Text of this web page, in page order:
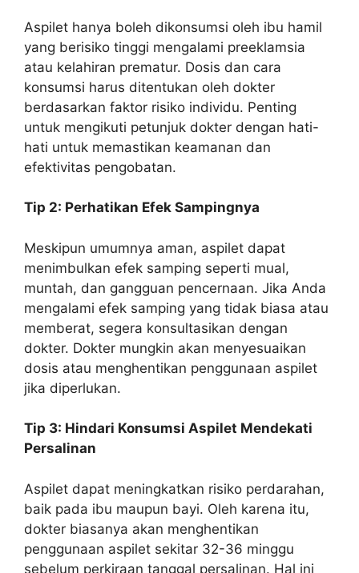
Aspilet hanya boleh dikonsumsi oleh ibu hamil
yang berisiko tinggi mengalami preeklamsia
atau kelahiran prematur. Dosis dan cara
konsumsi harus ditentukan oleh dokter
berdasarkan faktor risiko individu. Penting
untuk mengikuti petunjuk dokter dengan hati-
hati untuk memastikan keamanan dan
efektivitas pengobatan.
Tip 2: Perhatikan Efek Sampingnya
Meskipun umumnya aman, aspilet dapat
menimbulkan efek samping seperti mual,
muntah, dan gangguan pencernaan. Jika Anda
mengalami efek samping yang tidak biasa atau
memberat, segera konsultasikan dengan
dokter. Dokter mungkin akan menyesuaikan
dosis atau menghentikan penggunaan aspilet
jika diperlukan.
Tip 3: Hindari Konsumsi Aspilet Mendekati
Persalinan
Aspilet dapat meningkatkan risiko perdarahan,
baik pada ibu maupun bayi. Oleh karena itu,
dokter biasanya akan menghentikan
penggunaan aspilet sekitar 32-36 minggu
sebelum perkiraan tanggal persalinan. Hal ini